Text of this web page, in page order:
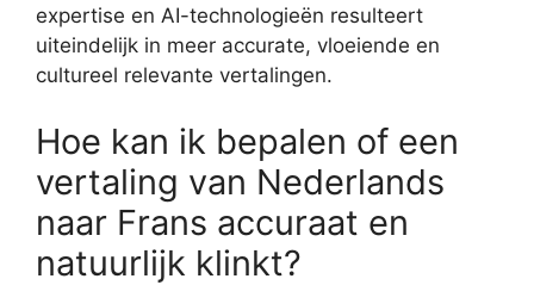
expertise en AI-technologieën resulteert
uiteindelijk in meer accurate, vloeiende en
cultureel relevante vertalingen.
Hoe kan ik bepalen of een
vertaling van Nederlands
naar Frans accuraat en
natuurlijk klinkt?